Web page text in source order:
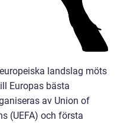
landslag möts
Europas bästa
av Union of
(UEFA) och första